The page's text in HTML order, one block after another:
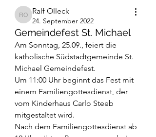
Ralf Olleck
Ralf Olleck
24. September 2022
Gemeindefest St. Michael
Am Sonntag, 25.09., feiert die
katholische Südstadtgemeinde St.
Michael Gemeindefest.
Um 11:00 Uhr beginnt das Fest mit
einem Familiengottesdienst, der
vom Kinderhaus Carlo Steeb
mitgestaltet wird.
Nach dem Familiengottesdienst ab